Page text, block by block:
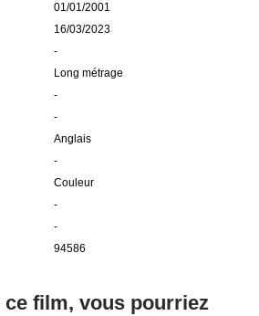
01/01/2001
16/03/2023
-
Long métrage
-
-
Anglais
-
Couleur
-
-
94586
ce film, vous pourriez